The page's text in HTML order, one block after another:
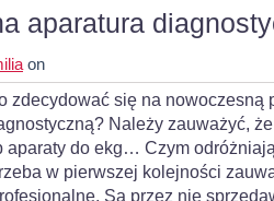
aparatura
on
zdecydować się na nowoczesną
Należy zauważyć,
aparaty do ekg… Czym
w pierwszej kolejności
Są przez nie